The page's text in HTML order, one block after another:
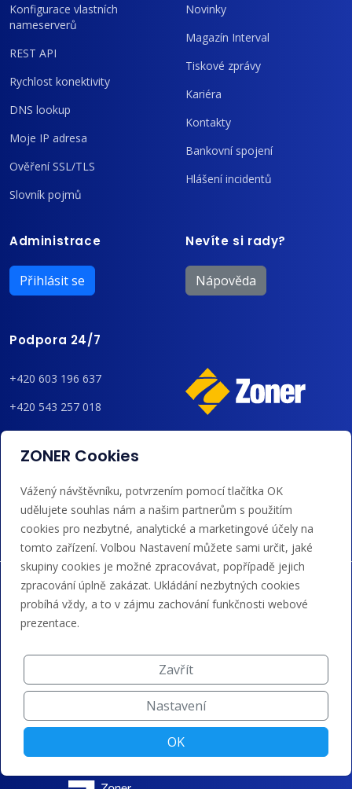
Konfigurace vlastních
nameserverů
REST API
Rychlost konektivity
DNS lookup
Moje IP adresa
Ověření SSL/TLS
Slovník pojmů
Novinky
Magazín Interval
Tiskové zprávy
Kariéra
Kontakty
Bankovní spojení
Hlášení incidentů
Administrace
Přihlásit se
Nevíte si rady?
Nápověda
Podpora 24/7
+420 603 196 637
+420 543 257 018
admin@regzone.cz
Akceptujeme platby kartou, Google/Apple Pay,
bankovním převodem a kreditem.
ZONER Cookies
Vážený návštěvníku, potvrzením pomocí tlačítka OK
udělujete souhlas nám a našim partnerům s použitím
cookies pro nezbytné, analytické a marketingové účely na
tomto zařízení. Volbou Nastavení můžete sami určit, jaké
skupiny cookies je možné zpracovávat, popřípadě jejich
zpracování úplně zakázat. Ukládání nezbytných cookies
probíhá vždy, a to v zájmu zachování funkčnosti webové
prezentace.
Zavřít
Nastavení
OK